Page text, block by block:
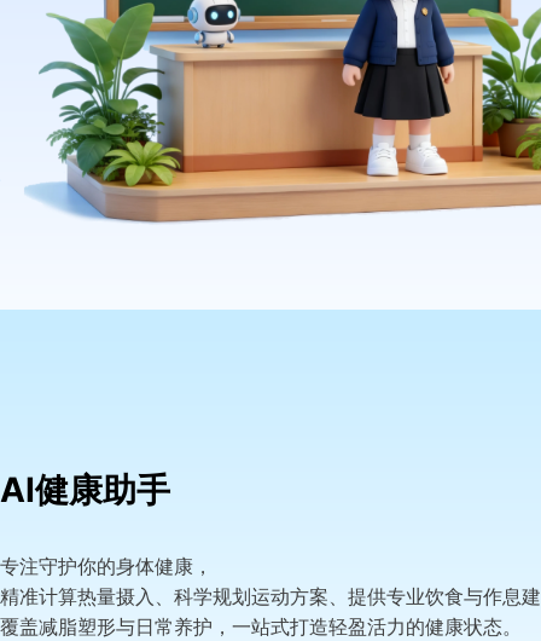
AI健康助手
专注守护你的身体健康，
精准计算热量摄入、科学规划运动方案、提供专业饮食与作息
覆盖减脂塑形与日常养护，一站式打造轻盈活力的健康状态。